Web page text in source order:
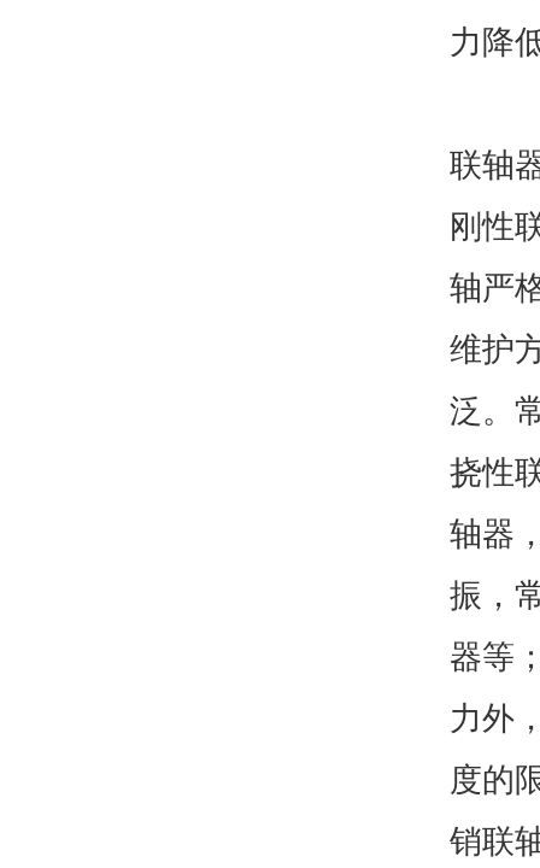
力降
联轴
刚性
轴严
维护
泛。
挠性
轴器
振，
器等
力外
度的
销联